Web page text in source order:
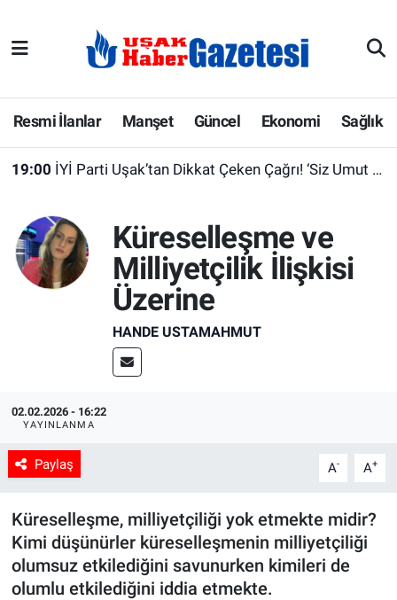
Resmi İlanlar Manşet Güncel Ekonomi Sağlık
19:00 İYİ Parti Uşak’tan Dikkat Çeken Çağrı! ‘Siz Umut Hakkı İsteyenlerle, Biz Aziz Türk Milleti ile Kol Kola”
Küreselleşme ve
Milliyetçilik İlişkisi
Üzerine
HANDE USTAMAHMUT
02.02.2026 - 16:22
YAYINLANMA
Paylaş A- A+
Küreselleşme, milliyetçiliği yok etmekte midir?
Kimi düşünürler küreselleşmenin milliyetçiliği
olumsuz etkilediğini savunurken kimileri de
olumlu etkilediğini iddia etmekte.
E-Gazete
Ekonomi
Gazete İlanları
Gündem
İlanlar
Köşe Yazarları
Manşet
Resmi İlanlar
Sağlık
Son Dakika
Uşak Hava Durumu
Uşak Trafik Yoğunluk Haritası
Süper Lig Puan Durumu ve Fikstür
Son Dakika Haberleri
Haber Arşivi